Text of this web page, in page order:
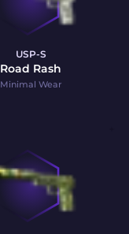
USP-S
Road Rash
Minimal Wear